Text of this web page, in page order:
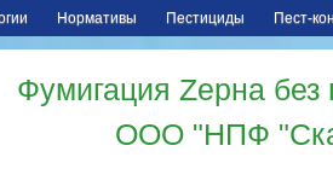
Нормативы Пестициды Пест-
Фумигация Zерна
ООО "НПФ